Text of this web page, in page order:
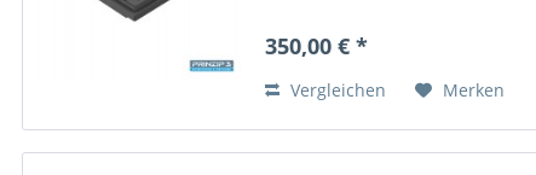
(KBA) für den VW Crafter 2 / MAN
des Sitzes...
350,00 € *
Vergleichen Merken